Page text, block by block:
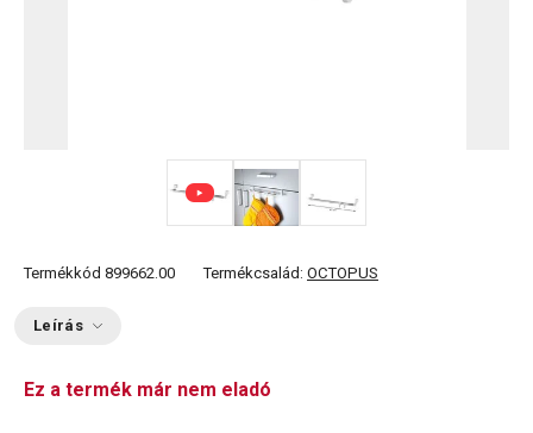
Termékkód 899662.00 Termékcsalád: OCTOPUS
Leírás
Ez a termék már nem eladó